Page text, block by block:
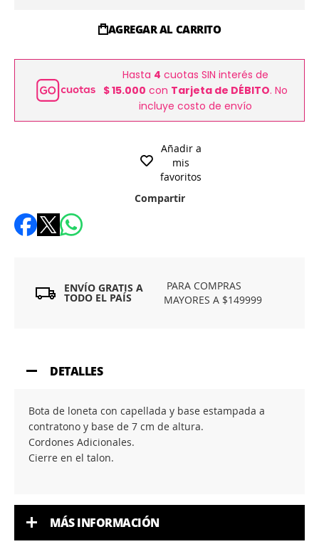
AGREGAR AL CARRITO
Hasta 4 cuotas SIN interés de
$ 15.000 con Tarjeta de DÉBITO. No
incluye costo de envío
Añadir a
mis
favoritos
Compartir
ENVÍO GRATIS A
TODO EL PAÍS
PARA COMPRAS
MAYORES A $149999
DETALLES
Bota de loneta con capellada y base estampada a
contratono y base de 7 cm de altura.
Cordones Adicionales.
Cierre en el talon.
MÁS INFORMACIÓN